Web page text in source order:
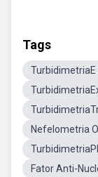
Tags
Nefelometria
Fator Anti-